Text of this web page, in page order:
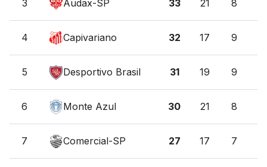
3 Audax-SP 33 21 8
4 Capivariano 32 17 9
5 Desportivo Brasil 31 19 9
6 Monte Azul 30 21 8
7 Comercial-SP 27 17 7